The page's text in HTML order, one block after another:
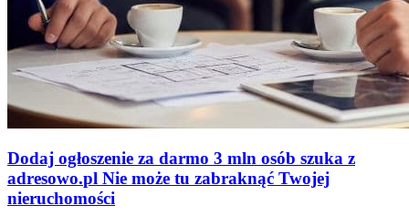
Dodaj ogłoszenie za darmo 3 mln osób szuka z
adresowo.pl Nie może tu zabraknąć Twojej
nieruchomości